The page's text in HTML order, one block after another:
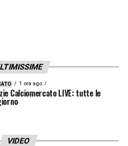
1 ora ago
Calciomercato LIVE: tutte le
VIDEO